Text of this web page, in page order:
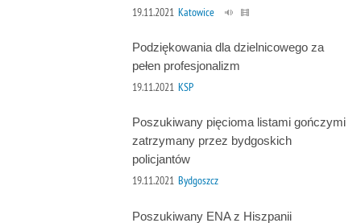
19.11.2021 Katowice
Podziękowania dla dzielnicowego za
pełen profesjonalizm
19.11.2021 KSP
Poszukiwany pięcioma listami gończymi
zatrzymany przez bydgoskich
policjantów
19.11.2021 Bydgoszcz
Poszukiwany ENA z Hiszpanii